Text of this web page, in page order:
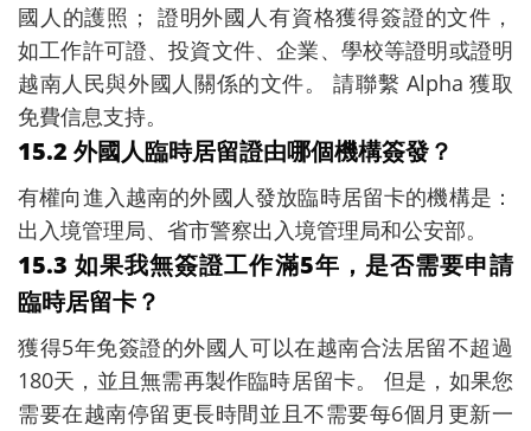
國人的護照； 證明外國人有資格獲得簽證的文件，
如工作許可證、投資文件、企業、學校等證明或證明
越南人民與外國人關係的文件。 請聯繫 Alpha 獲取
免費信息支持。
15.2 外國人臨時居留證由哪個機構簽發？
有權向進入越南的外國人發放臨時居留卡的機構是：
出入境管理局、省市警察出入境管理局和公安部。
15.3 如果我無簽證工作滿5年，是否需要申請
臨時居留卡？
獲得5年免簽證的外國人可以在越南合法居留不超過
180天，並且無需再製作臨時居留卡。 但是，如果您
需要在越南停留更長時間並且不需要每6個月更新一